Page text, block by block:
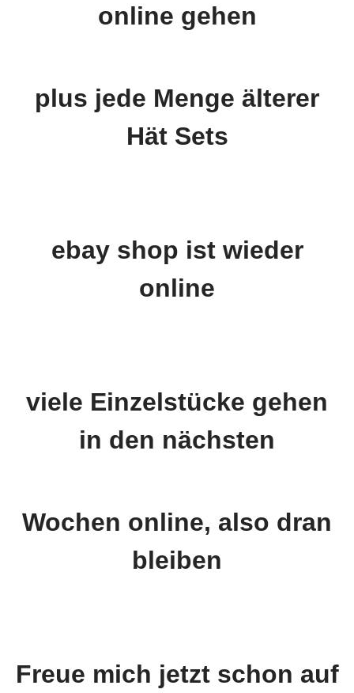
online gehen
plus jede Menge älterer
Hät Sets
ebay shop ist wieder
online
viele Einzelstücke gehen
in den nächsten
Wochen online, also dran
bleiben
Freue mich jetzt schon auf